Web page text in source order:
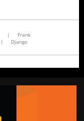
|
Frank
|
Django